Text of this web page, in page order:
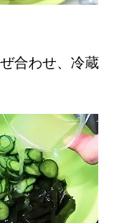
合わせ、冷蔵